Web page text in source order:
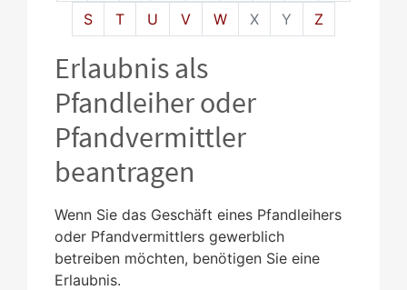
S
T U V W X Y Z
Erlaubnis als
Pfandleiher oder
Pfandvermittler
beantragen
Wenn Sie das Geschäft eines Pfandleihers
oder Pfandvermittlers gewerblich
betreiben möchten, benötigen Sie eine
Erlaubnis.